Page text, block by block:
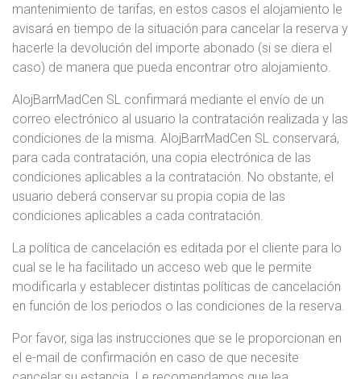
mantenimiento de tarifas, en estos casos el alojamiento le
avisará en tiempo de la situación para cancelar la reserva y
hacerle la devolución del importe abonado (si se diera el
caso) de manera que pueda encontrar otro alojamiento.
AlojBarrMadCen SL confirmará mediante el envío de un
correo electrónico al usuario la contratación realizada y las
condiciones de la misma. AlojBarrMadCen SL conservará,
para cada contratación, una copia electrónica de las
condiciones aplicables a la contratación. No obstante, el
usuario deberá conservar su propia copia de las
condiciones aplicables a cada contratación.
La política de cancelación es editada por el cliente para lo
cual se le ha facilitado un acceso web que le permite
modificarla y establecer distintas políticas de cancelación
en función de los periodos o las condiciones de la reserva.
Por favor, siga las instrucciones que se le proporcionan en
el e-mail de confirmación en caso de que necesite